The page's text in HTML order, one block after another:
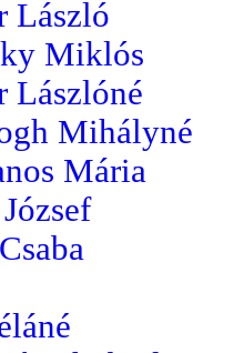
László
Miklós
Lászlóné
Mihályné
Mária